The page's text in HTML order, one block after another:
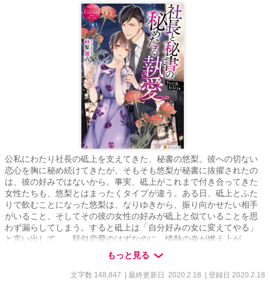
公私にわたり社長の砥上を支えてきた、秘書の悠梨。彼への切ない
恋心を胸に秘め続けてきたが、そもそも悠梨が秘書に抜擢されたの
は、彼の好みではないから。事実、砥上がこれまで付き合ってきた
女性たちも、悠梨とはまったくタイプが違う。ある日、砥上とふた
りで飲むことになった悠梨は、なりゆきから、振り向かせたい相手
がいること、そしてその彼の女性の好みが砥上と似ていることを思
わず漏らしてしまう。すると砥上は「自分好みの女に変えてやる」
と言い出して……疑似恋愛のはずなのに、情熱の炎が燃え上が
る……社長と秘書のシークレット・ロマンス！
もっと見る
文字数 148,847 | 最終更新日 2020.2.18 | 登録日 2020.2.18